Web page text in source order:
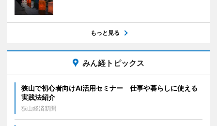
もっと見る
みん経トピックス
狭山で初心者向けAI活用セミナー 仕事や暮らしに使える
実践法紹介
狭山経済新聞